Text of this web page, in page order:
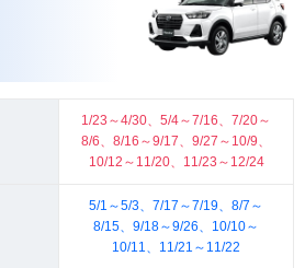
1/23～4/30、5/4～7/16、7/20～
8/6、8/16～9/17、9/27～10/9、
10/12～11/20、11/23～12/24
5/1～5/3、7/17～7/19、8/7～
8/15、9/18～9/26、10/10～
10/11、11/21～11/22